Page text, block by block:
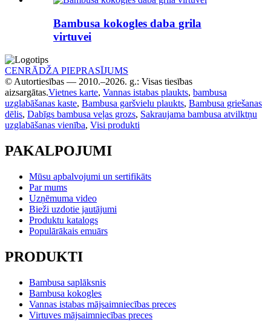
Bambusa kokogles daba grila
virtuvei
CENRĀDŽA PIEPRASĪJUMS
© Autortiesības — 2010.–2026. g.: Visas tiesības
aizsargātas.Vietnes karte, Vannas istabas plaukts, bambusa
uzglabāšanas kaste, Bambusa garšvielu plaukts, Bambusa griešanas
dēlis, Dabīgs bambusa veļas grozs, Sakraujama bambusa atvilktņu
uzglabāšanas vienība, Visi produkti
PAKALPOJUMI
Mūsu apbalvojumi un sertifikāts
Par mums
Uzņēmuma video
Bieži uzdotie jautājumi
Produktu katalogs
Populārākais emuārs
PRODUKTI
Bambusa saplāksnis
Bambusa kokogles
Vannas istabas mājsaimniecības preces
Virtuves mājsaimniecības preces